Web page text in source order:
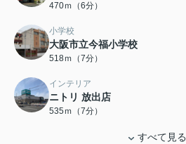
470ｍ（6分）
小学校
大阪市立今福小学校
518ｍ（7分）
インテリア
ニトリ 放出店
535ｍ（7分）
すべて見る